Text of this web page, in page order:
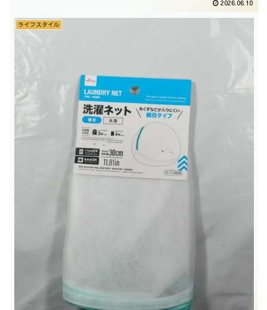
2026.06.10
ライフスタイル